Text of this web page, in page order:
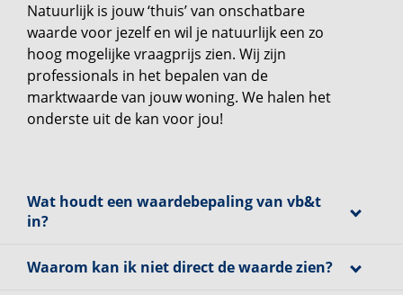
Natuurlijk is jouw ‘thuis’ van onschatbare
waarde voor jezelf en wil je natuurlijk een zo
hoog mogelijke vraagprijs zien. Wij zijn
professionals in het bepalen van de
marktwaarde van jouw woning. We halen het
onderste uit de kan voor jou!
Wat houdt een waardebepaling van vb&t
in?
Waarom kan ik niet direct de waarde zien?